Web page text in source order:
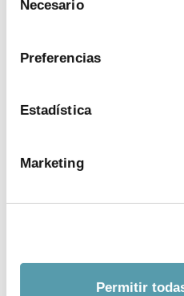
Necesario
Preferencias
Estadística
Marketing
Permitir